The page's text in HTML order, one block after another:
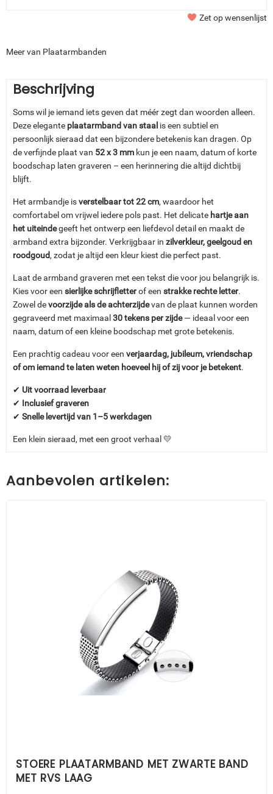
Zet op wensenlijst
Meer van Plaatarmbanden
Beschrijving
Soms wil je iemand iets geven dat méér zegt dan woorden alleen.
Deze elegante plaatarmband van staal is een subtiel en
persoonlijk sieraad dat een bijzondere betekenis kan dragen. Op
de verfijnde plaat van 52 x 3 mm kun je een naam, datum of korte
boodschap laten graveren – een herinnering die altijd dichtbij
blijft.
Het armbandje isverstelbaar tot 22 cm, waardoor het
comfortabel om vrijwel iedere pols past. Het delicate hartje aan
het uiteindegeeft het ontwerp een liefdevol detail en maakt de
armband extra bijzonder. Verkrijgbaar in zilverkleur, geelgoud en
roodgoud, zodat je altijd een kleur kiest die perfect past.
Laat de armband graveren met een tekst die voor jou belangrijk is.
Kies voor een sierlijke schrijfletterof een strakke rechte letter.
Zowel devoorzijde als de achterzijdevan de plaat kunnen worden
gegraveerd met maximaal 30 tekens per zijde— ideaal voor een
naam, datum of een kleine boodschap met grote betekenis.
Een prachtig cadeau voor een verjaardag, jubileum, vriendschap
of om iemand te laten weten hoeveel hij of zij voor je betekent.
✔ Uit voorraad leverbaar
✔ Inclusief graveren
✔ Snelle levertijd van 1–5 werkdagen
Een klein sieraad, met een groot verhaal 💛
Aanbevolen artikelen:
STOERE PLAATARMBAND MET ZWARTE BAND
MET RVS LAAG